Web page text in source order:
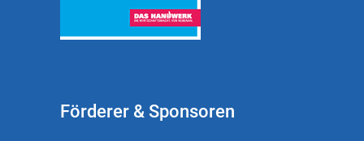
Förderer & Sponsoren